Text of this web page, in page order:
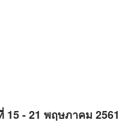
- 21 พฤษภาคม 2561